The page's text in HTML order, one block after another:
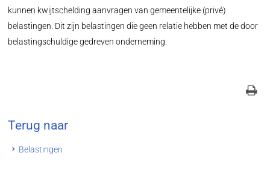
kunnen kwijtschelding aanvragen van gemeentelijke (privé)
belastingen. Dit zijn belastingen die geen relatie hebben met de door
belastingschuldige gedreven onderneming.
Terug naar
Belastingen